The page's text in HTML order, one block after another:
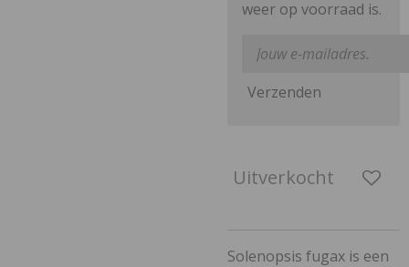
weer op voorraad is.
Verzenden
Uitverkocht
Solenopsis fugax is een